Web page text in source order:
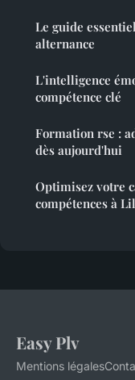
Le guide
alternance
L'intelligence
compétence clé
Formation rse :
dès aujourd'hui
Optimisez votre
compétences à
Easy Plv
Mentions légales